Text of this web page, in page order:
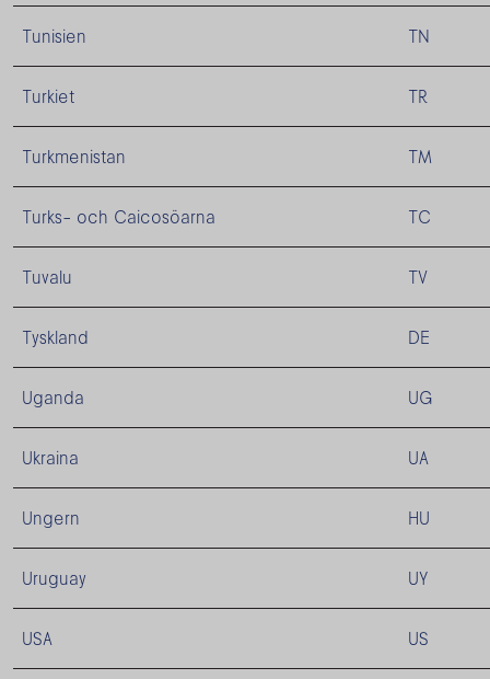
Tunisien TN
Turkiet TR
Turkmenistan TM
Turks- och Caicosöarna TC
Tuvalu TV
Tyskland DE
Uganda UG
Ukraina UA
Ungern HU
Uruguay UY
USA US